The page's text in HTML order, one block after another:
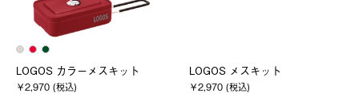
LOGOS カラーメスキット
￥2,970 (税込)
LOGOS メスキット
￥2,970 (税込)